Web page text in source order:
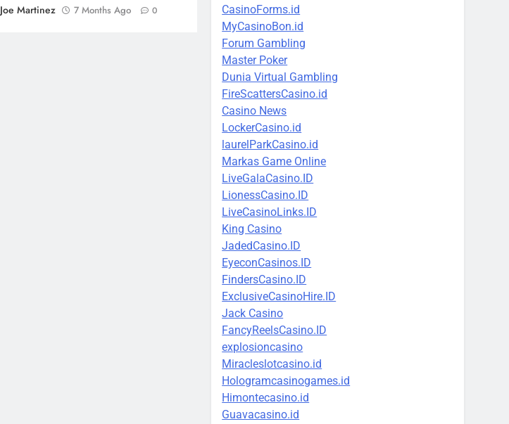
Joe Martinez
7 Months Ago 0
CasinoForms.id
MyCasinoBon.id
Forum Gambling
Master Poker
Dunia Virtual Gambling
FireScattersCasino.id
Casino News
LockerCasino.id
laurelParkCasino.id
Markas Game Online
LiveGalaCasino.ID
LionessCasino.ID
LiveCasinoLinks.ID
King Casino
JadedCasino.ID
EyeconCasinos.ID
FindersCasino.ID
ExclusiveCasinoHire.ID
Jack Casino
FancyReelsCasino.ID
explosioncasino
Miracleslotcasino.id
Hologramcasinogames.id
Himontecasino.id
Guavacasino.id